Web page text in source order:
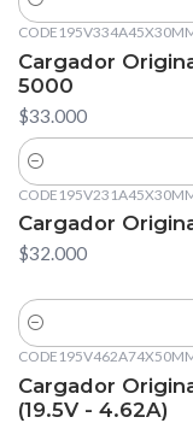
Cantidad
Cargador
5000
$33.000
Cantidad
Cargador
$32.000
Cantidad
Cargador
(19.5V - 4.62A)